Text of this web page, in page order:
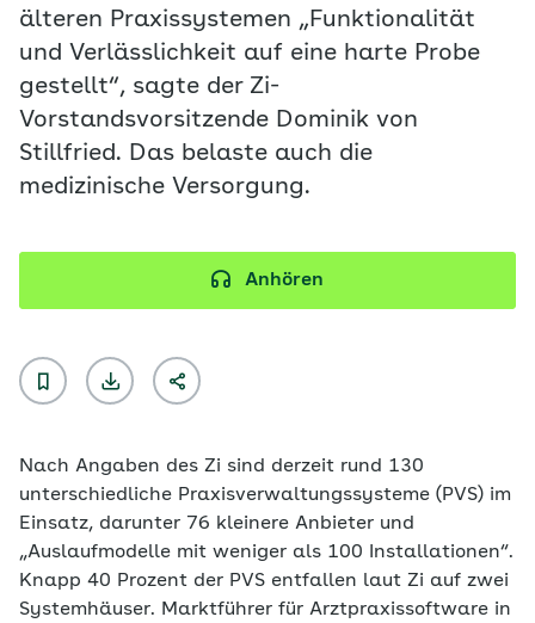
älteren Praxissystemen „Funktionalität
und Verlässlichkeit auf eine harte Probe
gestellt“, sagte der Zi-
Vorstandsvorsitzende Dominik von
Stillfried. Das belaste auch die
medizinische Versorgung.
Anhören
Nach Angaben des Zi sind derzeit rund 130
unterschiedliche Praxisverwaltungssysteme (PVS) im
Einsatz, darunter 76 kleinere Anbieter und
„Auslaufmodelle mit weniger als 100 Installationen“.
Knapp 40 Prozent der PVS entfallen laut Zi auf zwei
Systemhäuser. Marktführer für Arztpraxissoftware in